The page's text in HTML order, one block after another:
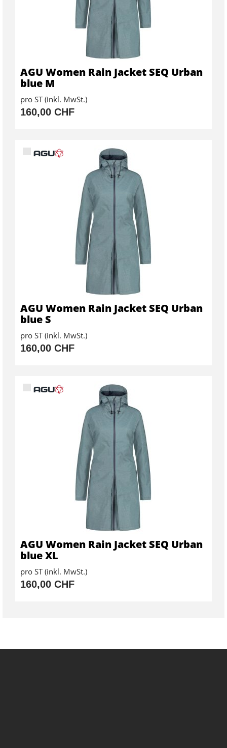
AGU Women Rain Jacket SEQ Urban
blue M
pro ST (inkl. MwSt.)
160,00 CHF
AGU Women Rain Jacket SEQ Urban
blue S
pro ST (inkl. MwSt.)
160,00 CHF
AGU Women Rain Jacket SEQ Urban
blue XL
pro ST (inkl. MwSt.)
160,00 CHF